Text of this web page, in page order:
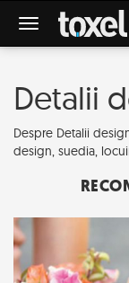
Meniu
Detalii
Despre Detalii
design, suedia,